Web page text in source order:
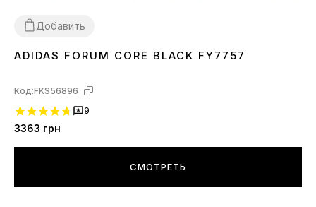
Добавить
36 3738 43 4445
ADIDAS FORUM CORE BLACK FY7757
Код:FKS56896
9
3363 грн
СМОТРЕТЬ